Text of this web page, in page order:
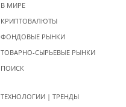
В МИРЕ
КРИПТОВАЛЮТЫ
ФОНДОВЫЕ РЫНКИ
ТОВАРНО-СЫРЬЕВЫЕ РЫНКИ
ПОИСК
ТЕХНОЛОГИИ | ТРЕНДЫ